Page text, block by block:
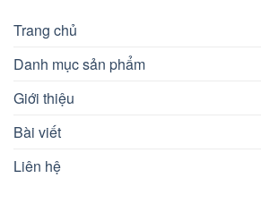
Trang chủ
Danh mục sản phẩm
Giới thiệu
Bài viết
Liên hệ